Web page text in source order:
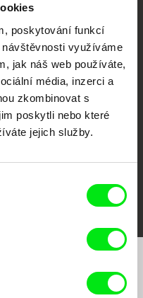
poskytování funkcí
využíváme
jak náš web používáte,
média, inzerci a
zkombinovat s
poskytli nebo které
jejich služby.
Docs
Gravity
DOK Leipzig
o našem